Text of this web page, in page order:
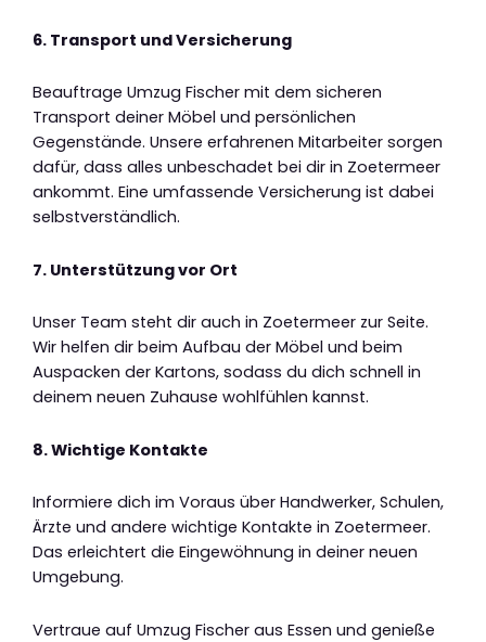
6. Transport und Versicherung
Beauftrage Umzug Fischer mit dem sicheren
Transport deiner Möbel und persönlichen
Gegenstände. Unsere erfahrenen Mitarbeiter sorgen
dafür, dass alles unbeschadet bei dir in Zoetermeer
ankommt. Eine umfassende Versicherung ist dabei
selbstverständlich.
7. Unterstützung vor Ort
Unser Team steht dir auch in Zoetermeer zur Seite.
Wir helfen dir beim Aufbau der Möbel und beim
Auspacken der Kartons, sodass du dich schnell in
deinem neuen Zuhause wohlfühlen kannst.
8. Wichtige Kontakte
Informiere dich im Voraus über Handwerker, Schulen,
Ärzte und andere wichtige Kontakte in Zoetermeer.
Das erleichtert die Eingewöhnung in deiner neuen
Umgebung.
Vertraue auf Umzug Fischer aus Essen und genieße